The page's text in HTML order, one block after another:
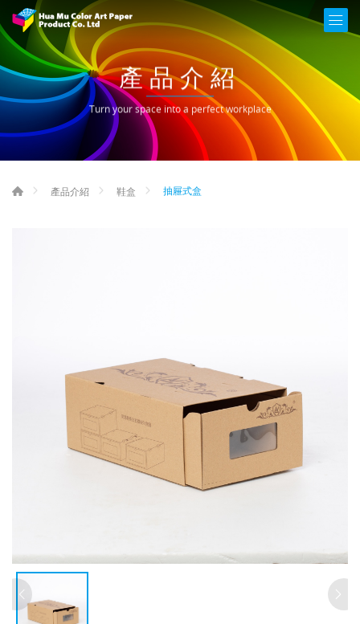
產品介紹
Turn your space into a perfect workplace
產品介紹 鞋盒 抽屜式盒